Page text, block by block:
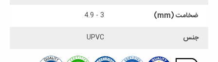
ضخامت (mm) 3 - 4.9
جنس UPVC